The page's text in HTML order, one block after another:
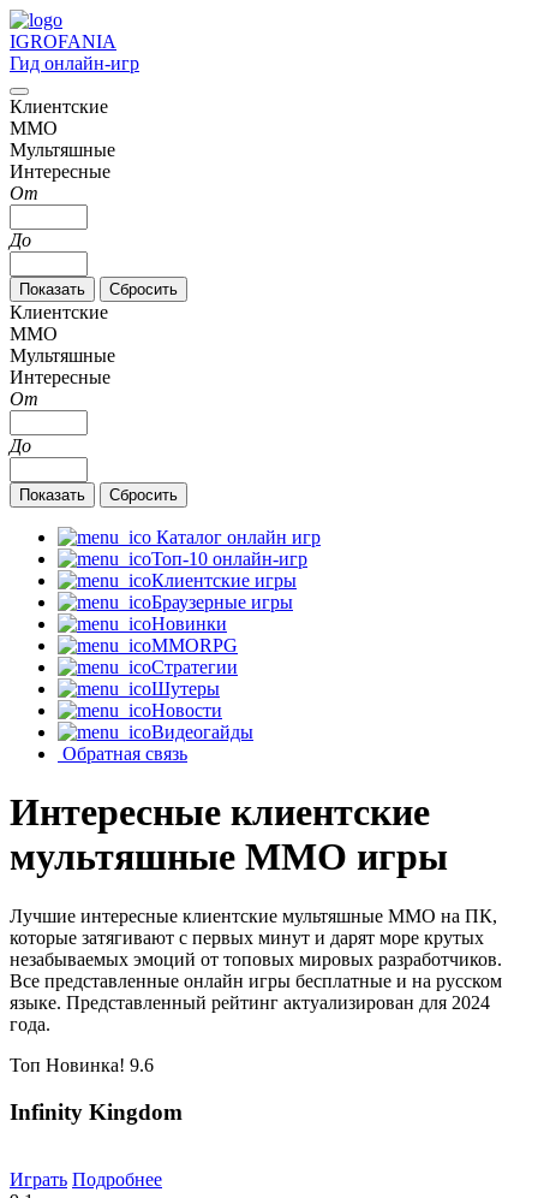
IGROFANIA
Гид онлайн-игр
Клиентские
MMO
Мультяшные
Интересные
От
До
Клиентские
MMO
Мультяшные
Интересные
От
До
Каталог онлайн игр
Топ-10 онлайн-игр
Клиентские игры
Браузерные игры
Новинки
MMORPG
Стратегии
Шутеры
Новости
Видеогайды
Обратная связь
Интересные клиентские
мультяшные MMO игры
Лучшие интересные клиентские мультяшные MMO на ПК,
которые затягивают с первых минут и дарят море крутых
незабываемых эмоций от топовых мировых разработчиков.
Все представленные онлайн игры бесплатные и на русском
языке. Представленный рейтинг актуализирован для 2024
года.
Топ Новинка! 9.6
Infinity Kingdom
Играть Подробнее